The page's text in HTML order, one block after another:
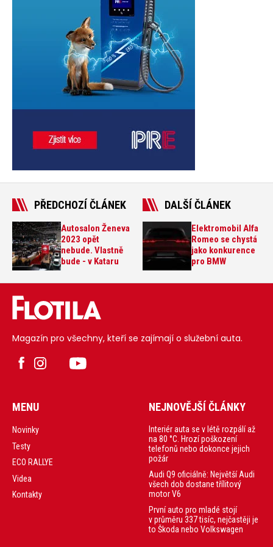
PŘEDCHOZÍ ČLÁNEK
Autosalon Ženeva
2023 opět
nebude. Vlastně
bude - v Kataru
DALŠÍ ČLÁNEK
Elektromobil Alfa
Romeo se chystá
jako konkurence
pro BMW
Magazín pro všechny, kteří se zajímají o služební auta.
MENU
Novinky
Testy
ECO RALLYE
Videa
Kontakty
NEJNOVĚJŠÍ ČLÁNKY
Interiér auta se v létě rozpálí až
na 80 °C. Hrozí poškození
telefonů nebo dokonce jejich
požár
Audi Q9 oficiálně: Největší Audi
všech dob dostane třílitový
motor V6
První auto pro mladé stojí
v průměru 337 tisíc, nejčastěji je
to Škoda nebo Volkswagen